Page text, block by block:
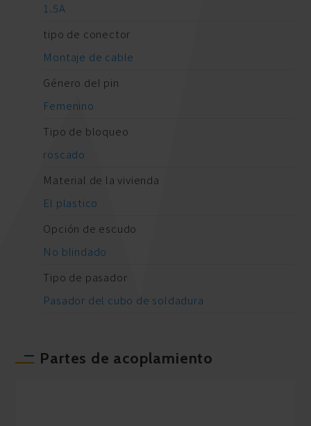
1.5A
tipo de conector
Montaje de cable
Género del pin
Femenino
Tipo de bloqueo
roscado
Material de la vivienda
El plastico
Opción de escudo
No blindado
Tipo de pasador
Pasador del cubo de soldadura
Partes de acoplamiento